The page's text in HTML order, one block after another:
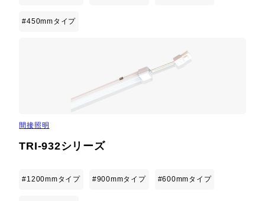
#450mmタイプ
間接照明
TRI-932シリーズ
#1200mmタイプ #900mmタイプ #600mmタイプ